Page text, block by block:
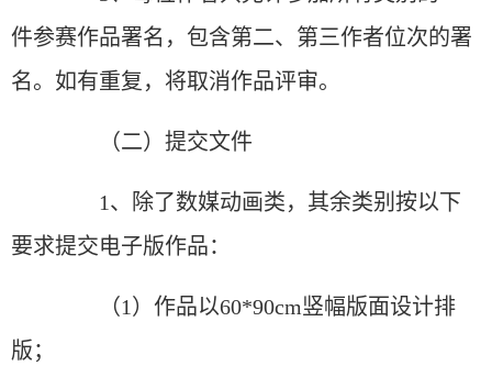
件参赛作品署名，包含第二、第三作者位次的署
名。如有重复，将取消作品评审。
（二）提交文件
1、除了数媒动画类，其余类别按以下
要求提交电子版作品：
（1）作品以60*90cm竖幅版面设计排
版；